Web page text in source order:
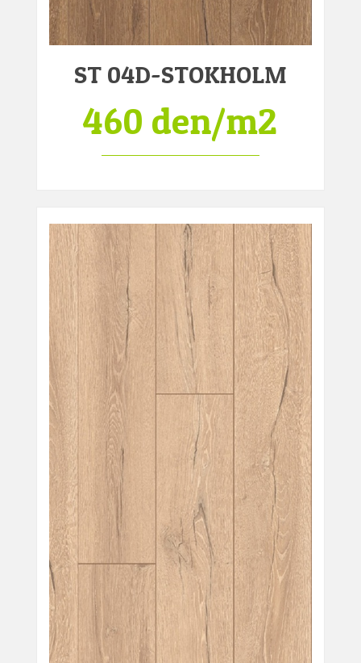
ST 04D-STOKHOLM
460 den/m2